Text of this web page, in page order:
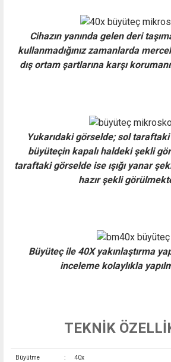
Cihazın yanında gelen deri
kullanmadığınız zamanlarda
dış ortam şartlarına karşı
Yukarıdaki görselde; sol
büyüteçin kapalı haldeki şekli
taraftaki görselde ise ışığı yanar
hazır şekli
Büyüteç ile 40X yakınlaştırma
inceleme kolaylıkla
TEKNİK
Büyütme
: 40x